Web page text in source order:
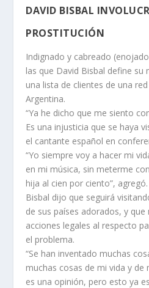
DAVID BISBAL
PROSTITUCIÓN
Indignado y cabreado
las que David Bisbal define su
una lista de clientes de una
Argentina.
“Ya he dicho que me siento
Es una injusticia que se haya
el cantante español en
“Yo siempre voy a hacer mi
en mi música, sin meterme
hija al cien por ciento”, agregó.
Bisbal dijo que seguirá
de sus países adorados, y
acciones legales al respecto
el problema.
“Se han inventado muchas
muchas cosas de mi vida y de
es una opinión, pero esto ya